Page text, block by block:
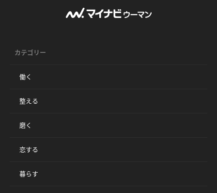
カテゴリー
働く
整える
磨く
恋する
暮らす